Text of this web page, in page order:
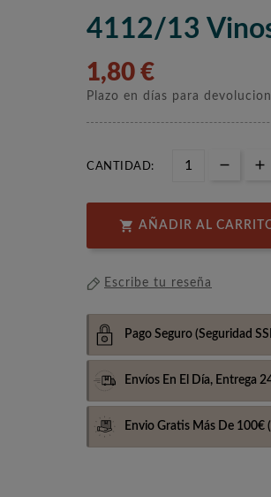
4112/13
1,80 €
Plazo en días para
CANTIDAD:
 AÑADIR AL
Escribe tu reseña
Pago Seguro (Seguridad
Envíos En El Día, Entrega
Envio Gratis Más De 100€